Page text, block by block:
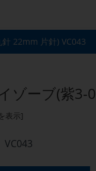
22mm 片針) VC043
ゾーブ(紫
表示]
VC043